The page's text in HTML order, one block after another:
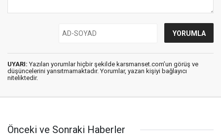
UYARI: Yazılan yorumlar hiçbir şekilde karsmanset.com’un görüş ve
düşüncelerini yansıtmamaktadır. Yorumlar, yazan kişiyi bağlayıcı
niteliktedir.
Önceki ve Sonraki Haberler